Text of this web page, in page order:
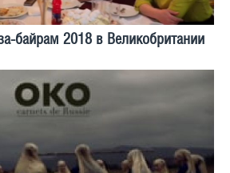
байрам 2018 в Великобритании